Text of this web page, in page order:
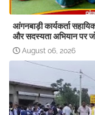
आंगनबाड़ी कार्यकर्ता
और सदस्यता अभियान पर
August 06, 2026